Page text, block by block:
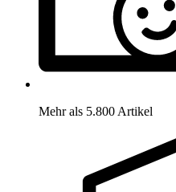
Mehr als 5.800 Artikel